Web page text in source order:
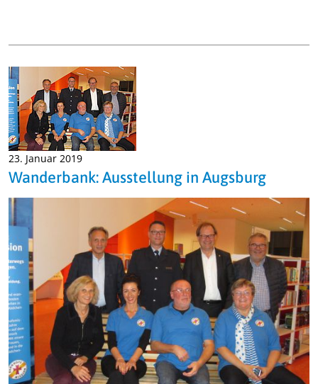
23. Januar 2019
Wanderbank: Ausstellung in Augsburg